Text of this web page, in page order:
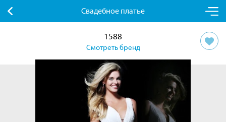
Свадебное платье
1588
Смотреть бренд